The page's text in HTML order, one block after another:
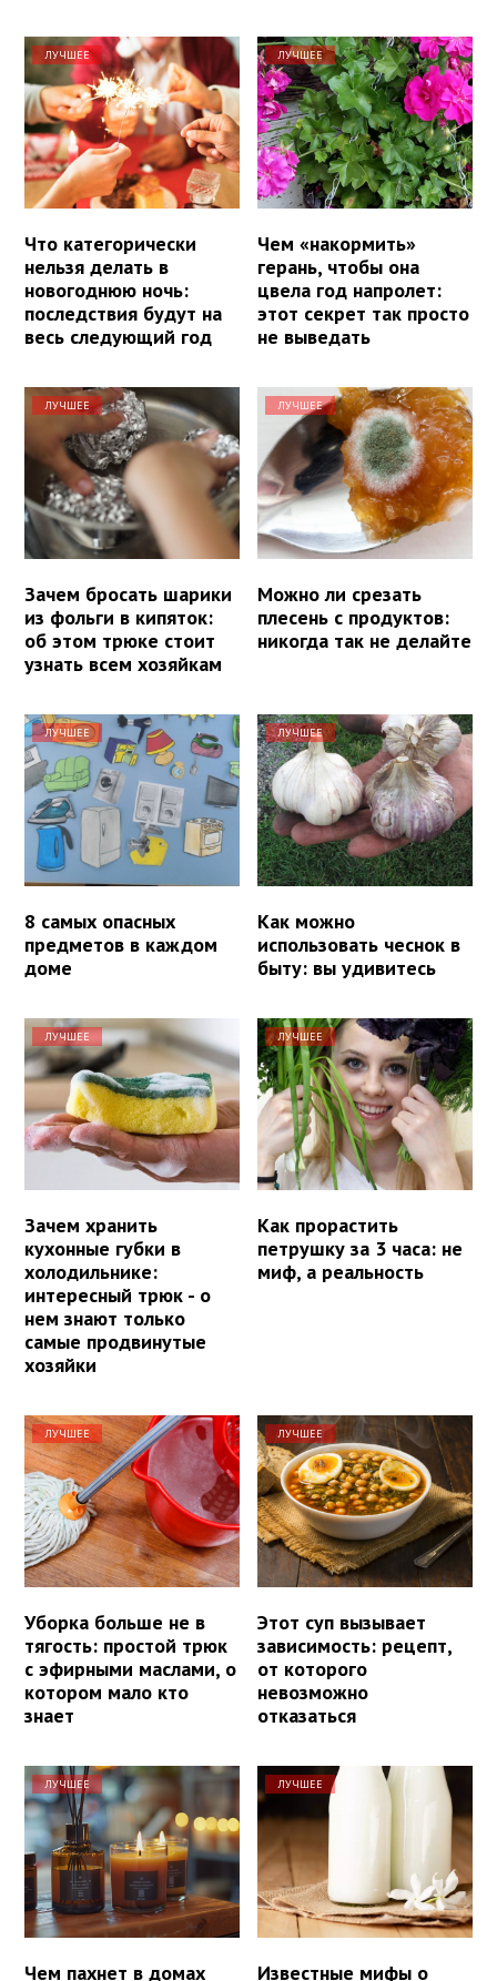
ЛУЧШЕЕ
Что категорически
нельзя делать в
новогоднюю ночь:
последствия будут на
весь следующий год
ЛУЧШЕЕ
Чем «накормить»
герань, чтобы она
цвела год напролет:
этот секрет так просто
не выведать
ЛУЧШЕЕ
Зачем бросать шарики
из фольги в кипяток:
об этом трюке стоит
узнать всем хозяйкам
ЛУЧШЕЕ
Можно ли срезать
плесень с продуктов:
никогда так не делайте
ЛУЧШЕЕ
8 самых опасных
предметов в каждом
доме
ЛУЧШЕЕ
Как можно
использовать чеснок в
быту: вы удивитесь
ЛУЧШЕЕ
Зачем хранить
кухонные губки в
холодильнике:
интересный трюк - о
нем знают только
самые продвинутые
хозяйки
ЛУЧШЕЕ
Как прорастить
петрушку за 3 часа: не
миф, а реальность
ЛУЧШЕЕ
Уборка больше не в
тягость: простой трюк
с эфирными маслами, о
котором мало кто
знает
ЛУЧШЕЕ
Этот суп вызывает
зависимость: рецепт,
от которого
невозможно
отказаться
ЛУЧШЕЕ
Чем пахнет в домах
ЛУЧШЕЕ
Известные мифы о